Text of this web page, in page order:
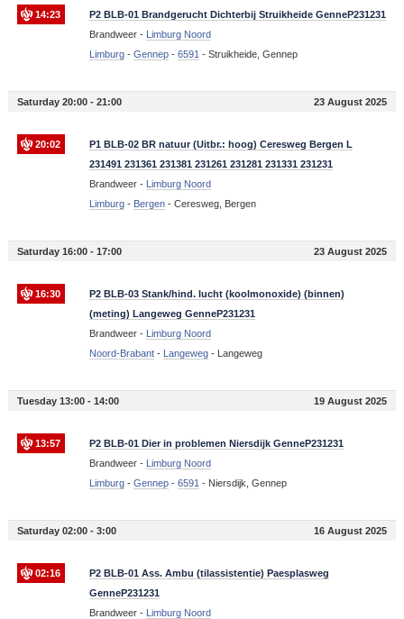
14:23
P2 BLB-01 Brandgerucht Dichterbij Struikheide GenneP231231
Brandweer - Limburg Noord
Limburg- Gennep- 6591 - Struikheide, Gennep
Saturday 20:00 - 21:00 23 August 2025
20:02
P1 BLB-02 BR natuur (Uitbr.: hoog) Ceresweg Bergen L
231491 231361 231381 231261 231281 231331 231231
Brandweer - Limburg Noord
Limburg- Bergen- Ceresweg, Bergen
Saturday 16:00 - 17:00 23 August 2025
16:30
P2 BLB-03 Stank/hind. lucht (koolmonoxide) (binnen)
(meting) Langeweg GenneP231231
Brandweer - Limburg Noord
Noord-Brabant- Langeweg- Langeweg
Tuesday 13:00 - 14:00 19 August 2025
13:57
P2 BLB-01 Dier in problemen Niersdijk GenneP231231
Brandweer - Limburg Noord
Limburg- Gennep- 6591 - Niersdijk, Gennep
Saturday 02:00 - 3:00 16 August 2025
02:16
P2 BLB-01 Ass. Ambu (tilassistentie) Paesplasweg
GenneP231231
Brandweer - Limburg Noord